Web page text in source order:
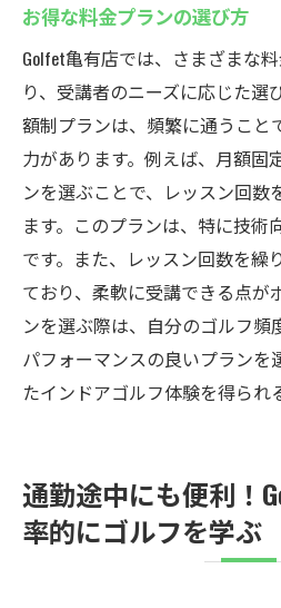
お得な料金プランの選び方
Golfet亀有店では、さまざまな
り、受講者のニーズに応じた選
額制プランは、頻繁に通うこと
力があります。例えば、月額固
ンを選ぶことで、レッスン回数
ます。このプランは、特に技術
です。また、レッスン回数を繰
ており、柔軟に受講できる点が
ンを選ぶ際は、自分のゴルフ頻
パフォーマンスの良いプランを
たインドアゴルフ体験を得られ
通勤途中にも便利！
率的にゴルフを学ぶ